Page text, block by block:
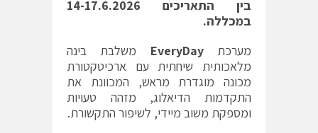
בין התאריכים 14-17.6.2026
במכללה.
מערכתEveryDay משלבת בינה
מלאכותית שיחתית עם ארכיטקטורת
מכונה מוגדרת מראש, המכוונת את
התקדמות הדיאלוג, מזהה טעויות
ומספקת משוב מיידי, לשיפור התקשורת.